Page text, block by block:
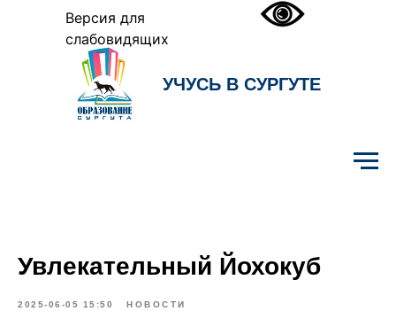
Версия для
слабовидящих
УЧУСЬ В СУРГУТЕ
Увлекательный Йохокуб
2025-06-05 15:50 НОВОСТИ